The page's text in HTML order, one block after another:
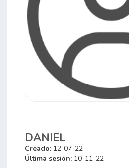
DANIEL
Creado: 12-07-22
Última sesión: 10-11-22